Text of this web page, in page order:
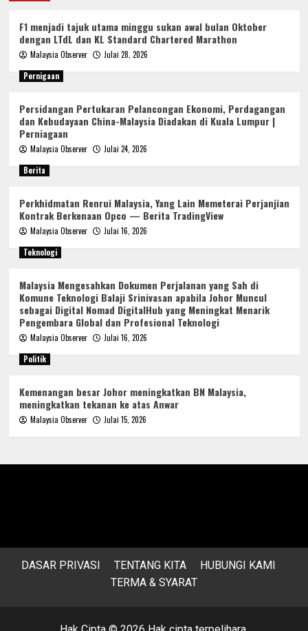
F1 menjadi tajuk utama minggu sukan awal bulan Oktober
dengan LTdL dan KL Standard Chartered Marathon
Malaysia Observer
Julai 28, 2026
Pernigaan
Persidangan Pertukaran Pelancongan Ekonomi, Perdagangan
dan Kebudayaan China-Malaysia Diadakan di Kuala Lumpur |
Perniagaan
Malaysia Observer
Julai 24, 2026
Berita
Perkhidmatan Renrui Malaysia, Yang Lain Memeterai Perjanjian
Kontrak Berkenaan Opco — Berita TradingView
Malaysia Observer
Julai 16, 2026
Teknologi
Malaysia Mengesahkan Dokumen Perjalanan yang Sah di
Komune Teknologi Balaji Srinivasan apabila Johor Muncul
sebagai Digital Nomad DigitalHub yang Meningkat Menarik
Pengembara Global dan Profesional Teknologi
Malaysia Observer
Julai 16, 2026
Politik
Kemenangan besar Johor meningkatkan BN Malaysia,
meningkatkan tekanan ke atas Anwar
Malaysia Observer Julai 15, 2026
DASAR PRIVASI TENTANG KITA
HUBUNGI KAMI
TERMA & SYARAT